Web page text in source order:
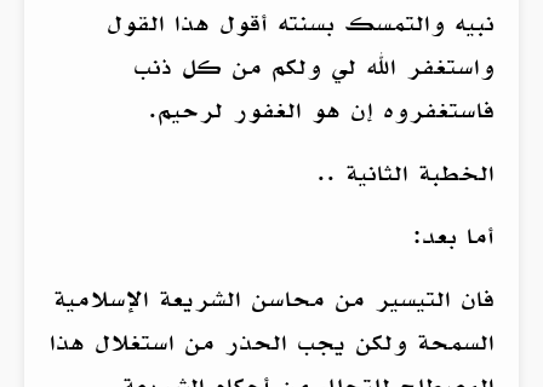
نبيه والتمسك بسنته أقول هذا القول
واستغفر الله لي ولكم من كل ذنب
فاستغفروه إن هو الغفور لرحيم.
الخطبة الثانية ..
أما بعد:
فان التيسير من محاسن الشريعة الإسلامية
السمحة ولكن يجب الحذر من استغلال هذا